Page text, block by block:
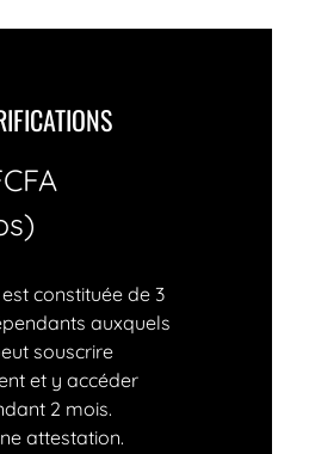
constituée de 3
auxquels
souscrire
et y accéder
2 mois.
attestation.